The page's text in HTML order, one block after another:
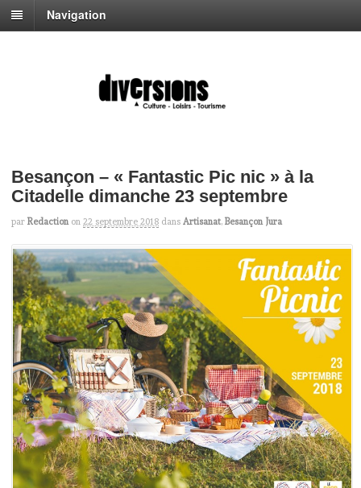
Navigation
Besançon – « Fantastic Pic nic » à la
Citadelle dimanche 23 septembre
par Redaction on 22 septembre 2018 dans Artisanat, Besançon Jura